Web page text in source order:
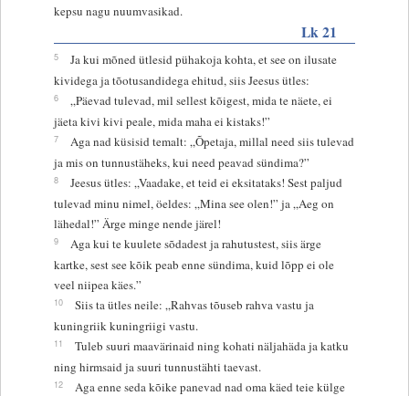
kepsu nagu nuumvasikad.
Lk 21
5
Ja kui mõned ütlesid pühakoja kohta, et see on ilusate
kividega ja tõotusandidega ehitud, siis Jeesus ütles:
6
„Päevad tulevad, mil sellest kõigest, mida te näete, ei
jäeta kivi kivi peale, mida maha ei kistaks!”
7
Aga nad küsisid temalt: „Õpetaja, millal need siis tulevad
ja mis on tunnustäheks, kui need peavad sündima?”
8
Jeesus ütles: „Vaadake, et teid ei eksitataks! Sest paljud
tulevad minu nimel, öeldes: „Mina see olen!” ja „Aeg on
lähedal!” Ärge minge nende järel!
9
Aga kui te kuulete sõdadest ja rahutustest, siis ärge
kartke, sest see kõik peab enne sündima, kuid lõpp ei ole
veel niipea käes.”
10
Siis ta ütles neile: „Rahvas tõuseb rahva vastu ja
kuningriik kuningriigi vastu.
11
Tuleb suuri maavärinaid ning kohati näljahäda ja katku
ning hirmsaid ja suuri tunnustähti taevast.
12
Aga enne seda kõike panevad nad oma käed teie külge